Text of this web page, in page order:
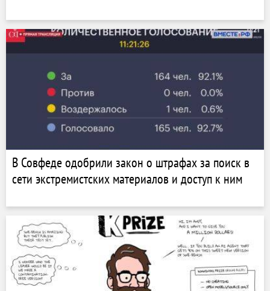
В Совфеде одобрили закон о штрафах за поиск в
сети экстремистских материалов и доступ к ним